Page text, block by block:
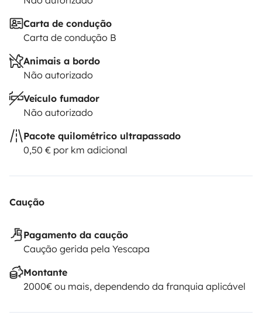
Carta de condução
Carta de condução B
Animais a bordo
Não autorizado
Veículo fumador
Não autorizado
Pacote quilométrico ultrapassado
0,50 € por km adicional
Caução
Pagamento da caução
Caução gerida pela Yescapa
Montante
2000€ ou mais, dependendo da franquia aplicável